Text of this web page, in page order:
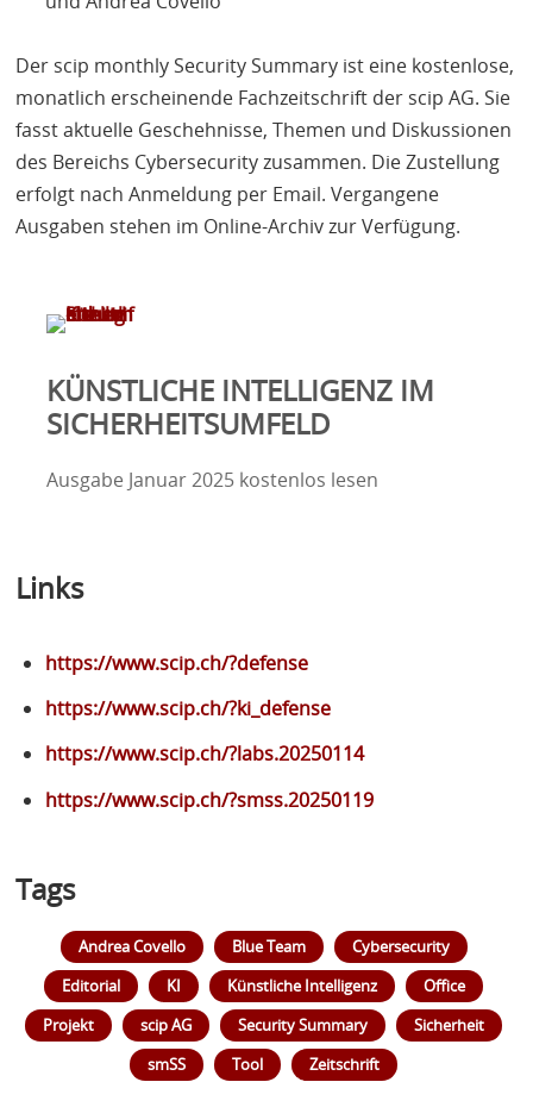
Der scip monthly Security Summary ist eine kostenlose,
monatlich erscheinende Fachzeitschrift der scip AG. Sie
fasst aktuelle Geschehnisse, Themen und Diskussionen
des Bereichs Cybersecurity zusammen. Die Zustellung
erfolgt nach Anmeldung per Email. Vergangene
Ausgaben stehen im Online-Archiv zur Verfügung.
KÜNSTLICHE INTELLIGENZ IM
SICHERHEITSUMFELD
Ausgabe Januar 2025 kostenlos lesen
Links
https://www.scip.ch/?defense
https://www.scip.ch/?ki_defense
https://www.scip.ch/?labs.20250114
https://www.scip.ch/?smss.20250119
Tags
Andrea Covello Blue Team
Cybersecurity
Editorial
KI Künstliche Intelligenz
Office
Projekt
scip AG Security Summary
Sicherheit
smSS
Tool Zeitschrift